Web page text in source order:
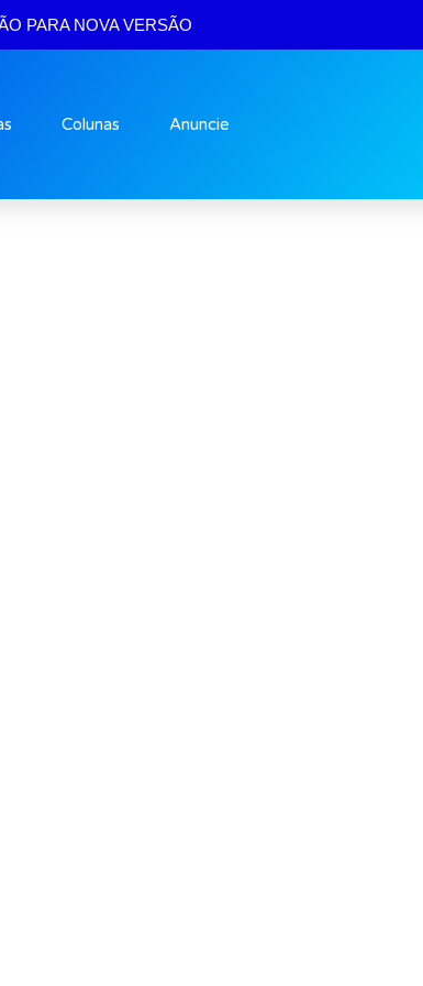
PARA NOVA VERSÃO
Colunas Anuncie